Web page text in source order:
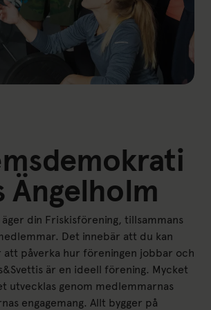
Ängelholm
din Friskisförening, tillsammans
Det innebär att du kan
att påverka hur föreningen jobbar och
är en ideell förening. Mycket
utvecklas genom medlemmarnas
engagemang. Allt bygger på